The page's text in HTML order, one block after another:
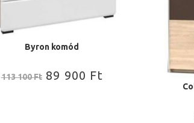
Byron komód
113 100Ft 89 900 Ft